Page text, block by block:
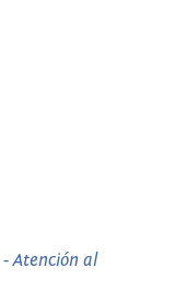
Atención al